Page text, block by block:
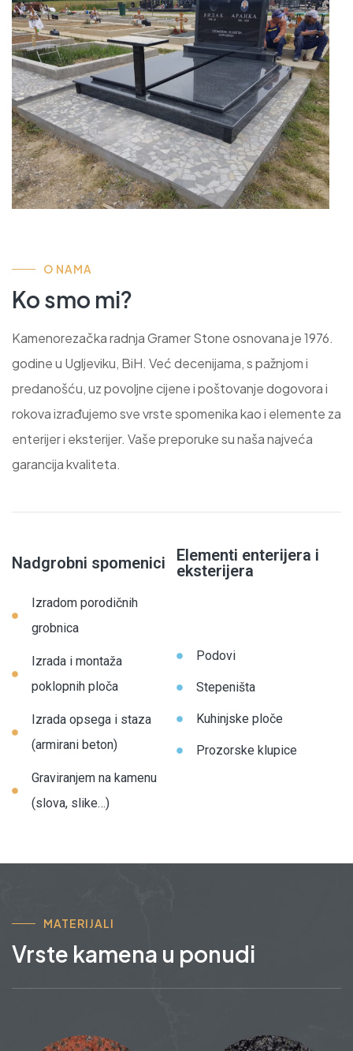
O NAMA
Ko smo mi?
Kamenorezačka radnja Gramer Stone osnovana je 1976.
godine u Ugljeviku, BiH. Već decenijama, s pažnjom i
predanošću, uz povoljne cijene i poštovanje dogovora i
rokova izrađujemo sve vrste spomenika kao i elemente za
enterijer i eksterijer. Vaše preporuke su naša najveća
garancija kvaliteta.
Nadgrobni spomenici
Elementi enterijera i
eksterijera
Izradom porodičnih
grobnica
Izrada i montaža
poklopnih ploča
Izrada opsega i staza
(armirani beton)
Graviranjem na kamenu
(slova, slike…)
Podovi
Stepeništa
Kuhinjske ploče
Prozorske klupice
MATERIJALI
Vrste kamena u ponudi